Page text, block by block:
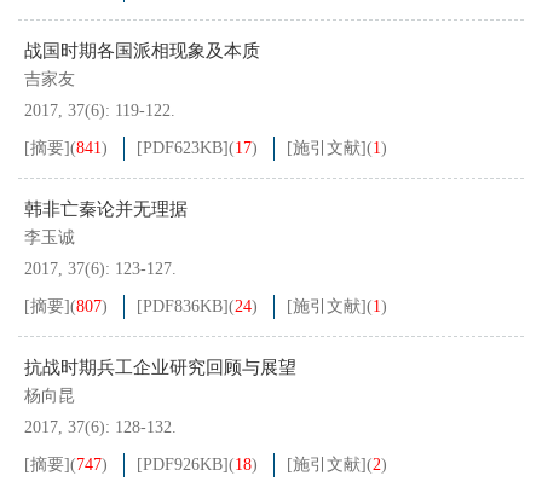
战国时期各国派相现象及本质
吉家友
2017, 37(6): 119-122.
[摘要](841) [PDF623KB](17) [施引文献](1)
韩非亡秦论并无理据
李玉诚
2017, 37(6): 123-127.
[摘要](807) [PDF836KB](24) [施引文献](1)
抗战时期兵工企业研究回顾与展望
杨向昆
2017, 37(6): 128-132.
[摘要](747) [PDF926KB](18) [施引文献](2)